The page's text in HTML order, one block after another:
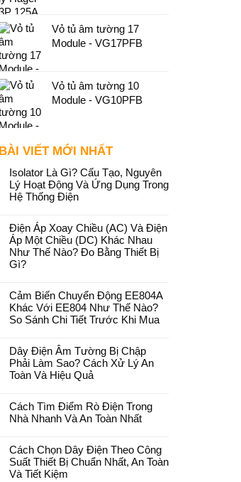
Vỏ tủ âm tường 17
Module - VG17PFB
Vỏ tủ âm tường 10
Module - VG10PFB
BÀI VIẾT MỚI NHẤT
Isolator Là Gì? Cấu Tạo, Nguyên
Lý Hoạt Động Và Ứng Dụng Trong
Hệ Thống Điện
Điện Áp Xoay Chiều (AC) Và Điện
Áp Một Chiều (DC) Khác Nhau
Như Thế Nào? Đo Bằng Thiết Bị
Gì?
Cảm Biến Chuyển Động EE804A
Khác Với EE804 Như Thế Nào?
So Sánh Chi Tiết Trước Khi Mua
Dây Điện Âm Tường Bị Chập
Phải Làm Sao? Cách Xử Lý An
Toàn Và Hiệu Quả
Cách Tìm Điểm Rò Điện Trong
Nhà Nhanh Và An Toàn Nhất
Cách Chọn Dây Điện Theo Công
Suất Thiết Bị Chuẩn Nhất, An Toàn
Và Tiết Kiệm